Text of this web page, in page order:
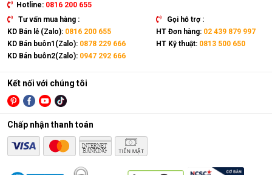
Công suất hoạt động lớn, làm ấm hiệu quả
Hotline: 0816 200 655
Tư vấn mua hàng :
KD Bán lẻ (Zalo): 0816 200 655
KD Bán buôn1(Zalo): 0878 229 666
KD Bán buôn2(Zalo): 0947 292 666
Gọi hỗ trợ :
HT Đơn hàng: 02 439 879 997
HT Kỹ thuật: 0813 500 650
Kết nối với chúng tôi
Chấp nhận thanh toán